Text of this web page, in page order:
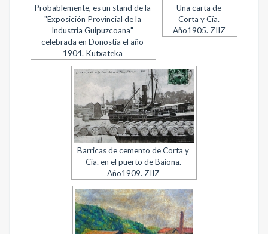
Probablemente, es un stand de la
"Exposición Provincial de la
Industria Guipuzcoana"
celebrada en Donostia el año
1904. Kutxateka
Una carta de
Corta y Cía.
Año1905. ZIIZ
Barricas de cemento de Corta y
Cía. en el puerto de Baiona.
Año1909. ZIIZ